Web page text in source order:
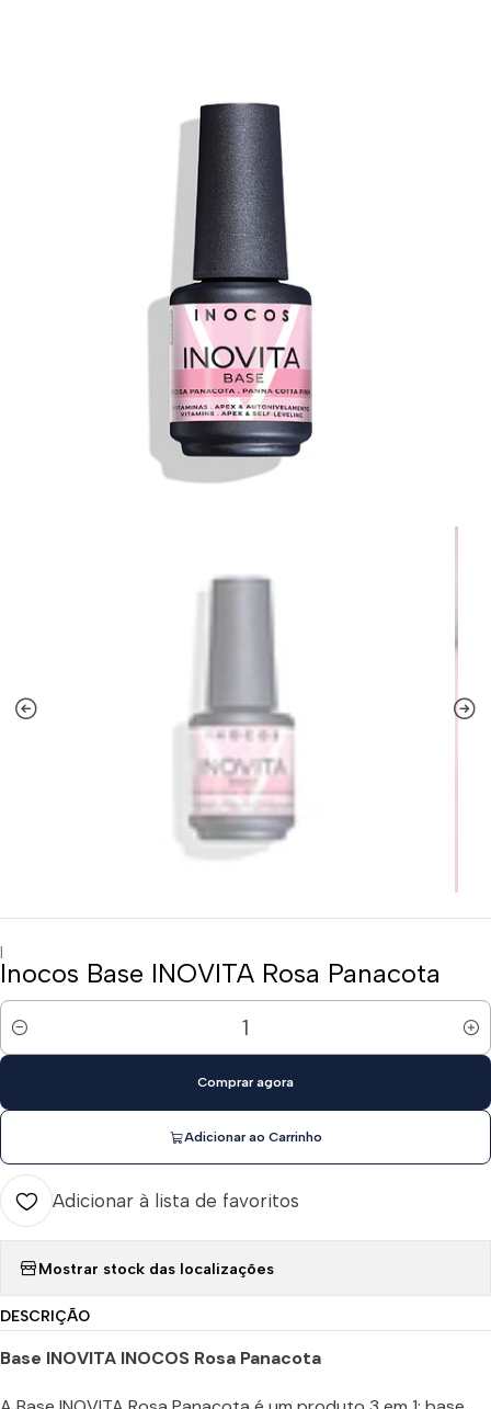
|
Inocos Base INOVITA Rosa Panacota
Quantidade
Adicionar ao Carrinho
Comprar agora
Adicionar à lista de favoritos
Mostrar stock das localizações
DESCRIÇÃO
Base INOVITA INOCOS Rosa Panacota